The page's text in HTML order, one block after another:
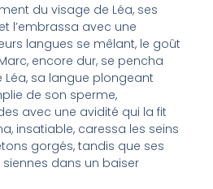
du visage de Léa, ses
l’embrassa avec une
langues se mêlant, le goût
encore dur, se pencha
Léa, sa langue plongeant
de son sperme,
avec une avidité qui la fit
insatiable, caressa les seins
gorgés, tandis que ses
dans un baiser